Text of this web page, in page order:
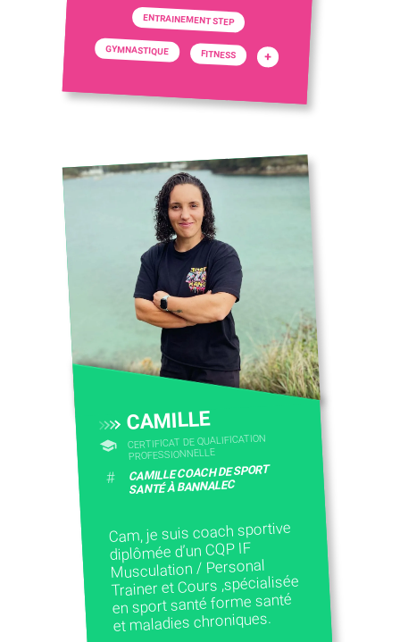
ENTRAINEMENT STEP
GYMNASTIQUE FITNESS +
CAMILLE
CERTIFICAT DE QUALIFICATION
PROFESSIONNELLE
# CAMILLE COACH DE SPORT
SANTÉ À BANNALEC
Cam, je suis coach sportive
diplômée d’un CQP IF
Musculation / Personal
Trainer et Cours ,spécialisée
en sport santé forme santé
et maladies chroniques.